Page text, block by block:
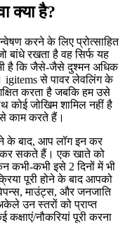
क्या है?
करने के लिए प्रोत्साहित
बांधे रखता है वह सिर्फ यह
है कि जैसे-जैसे दुश्मन अधिक
igitems से पावर लेवलिंग के
करता है जबकि हम उसे
कोई जोखिम शामिल नहीं है
काम करते हैं।
के बाद, आप लॉग इन कर
सकते हैं। एक खाते को
कभी-कभी इसे 2 दिनों में भी
पूरी होने के बाद आपको
माउंट्स, और जनजाति
उन स्तरों को प्राप्त
नौकरियां पूरी करना